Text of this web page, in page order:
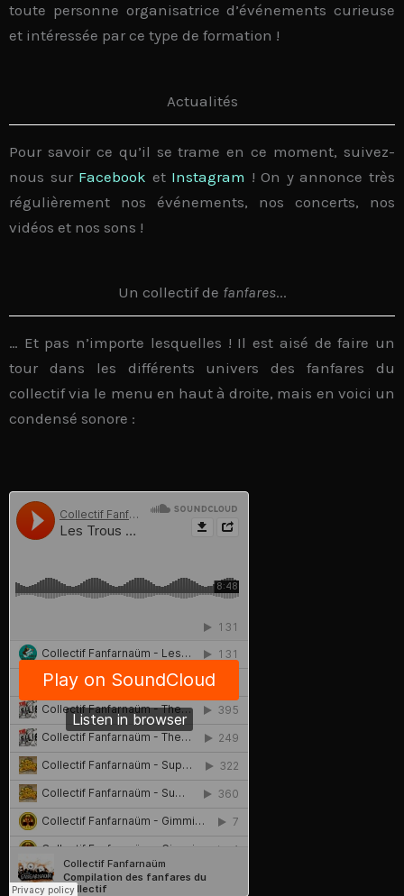
toute personne organisatrice d’événements curieuse
et intéressée par ce type de formation !
Actualités
Pour savoir ce qu’il se trame en ce moment, suivez-
nous sur Facebook et Instagram ! On y annonce très
régulièrement nos événements, nos concerts, nos
vidéos et nos sons !
Un collectif de fanfares...
… Et pas n’importe lesquelles ! Il est aisé de faire un
tour dans les différents univers des fanfares du
collectif via le menu en haut à droite, mais en voici un
condensé sonore :